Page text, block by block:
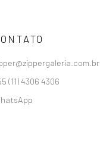
(11) 4306 4306